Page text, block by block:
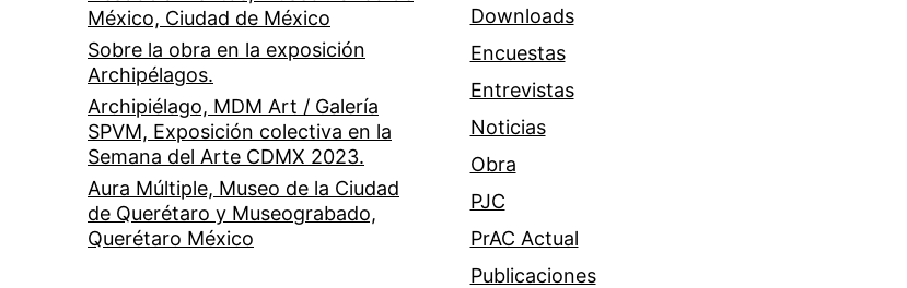
México, Ciudad de México
Sobre la obra en la exposición
Archipélagos.
Archipiélago, MDM Art / Galería
SPVM, Exposición colectiva en la
Semana del Arte CDMX 2023.
Aura Múltiple, Museo de la Ciudad
de Querétaro y Museograbado,
Querétaro México
Downloads
Encuestas
Entrevistas
Noticias
Obra
PJC
PrAC Actual
Publicaciones